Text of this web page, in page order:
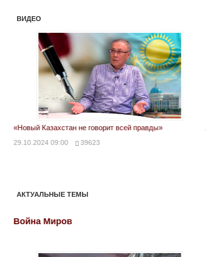
ВИДЕО
«Новый Казахстан не говорит всей правды»
29.10.2024 09:00 39623
АКТУАЛЬНЫЕ ТЕМЫ
Война Миров